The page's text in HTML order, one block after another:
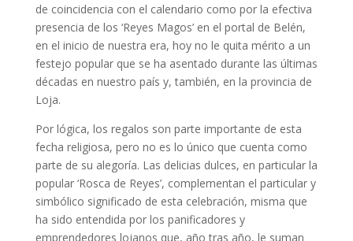
de coincidencia con el calendario como por la efectiva
presencia de los ‘Reyes Magos’ en el portal de Belén,
en el inicio de nuestra era, hoy no le quita mérito a un
festejo popular que se ha asentado durante las últimas
décadas en nuestro país y, también, en la provincia de
Loja.
Por lógica, los regalos son parte importante de esta
fecha religiosa, pero no es lo único que cuenta como
parte de su alegoría. Las delicias dulces, en particular la
popular ‘Rosca de Reyes’, complementan el particular y
simbólico significado de esta celebración, misma que
ha sido entendida por los panificadores y
emprendedores lojanos que, año tras año, le suman